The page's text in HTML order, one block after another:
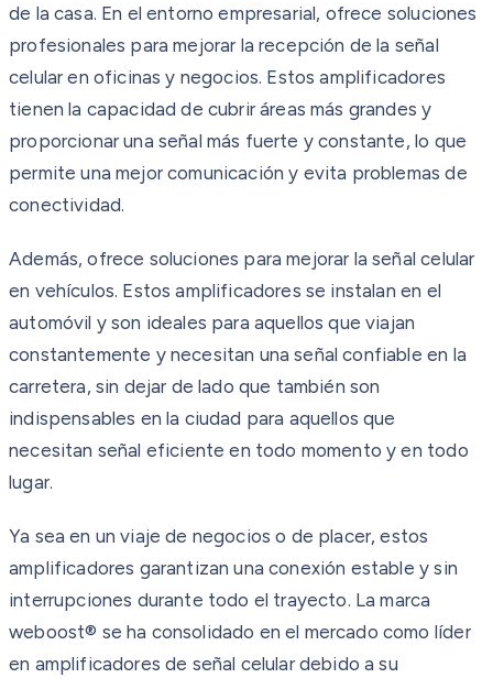
de la casa. En el entorno empresarial, ofrece soluciones
profesionales para mejorar la recepción de la señal
celular en oficinas y negocios. Estos amplificadores
tienen la capacidad de cubrir áreas más grandes y
proporcionar una señal más fuerte y constante, lo que
permite una mejor comunicación y evita problemas de
conectividad.
Además, ofrece soluciones para mejorar la señal celular
en vehículos. Estos amplificadores se instalan en el
automóvil y son ideales para aquellos que viajan
constantemente y necesitan una señal confiable en la
carretera, sin dejar de lado que también son
indispensables en la ciudad para aquellos que
necesitan señal eficiente en todo momento y en todo
lugar.
Ya sea en un viaje de negocios o de placer, estos
amplificadores garantizan una conexión estable y sin
interrupciones durante todo el trayecto. La marca
weboost® se ha consolidado en el mercado como líder
en amplificadores de señal celular debido a su